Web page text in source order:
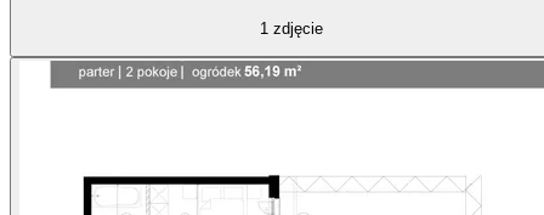
1 zdjęcie